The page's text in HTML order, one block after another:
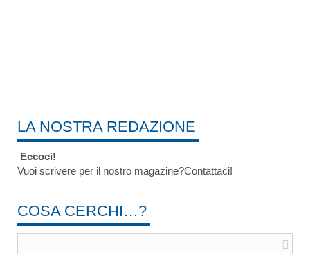
LA NOSTRA REDAZIONE
Eccoci!
Vuoi scrivere per il nostro magazine?Contattaci!
COSA CERCHI…?